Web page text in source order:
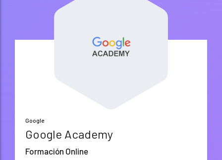
Google
Google Academy
Formación Online